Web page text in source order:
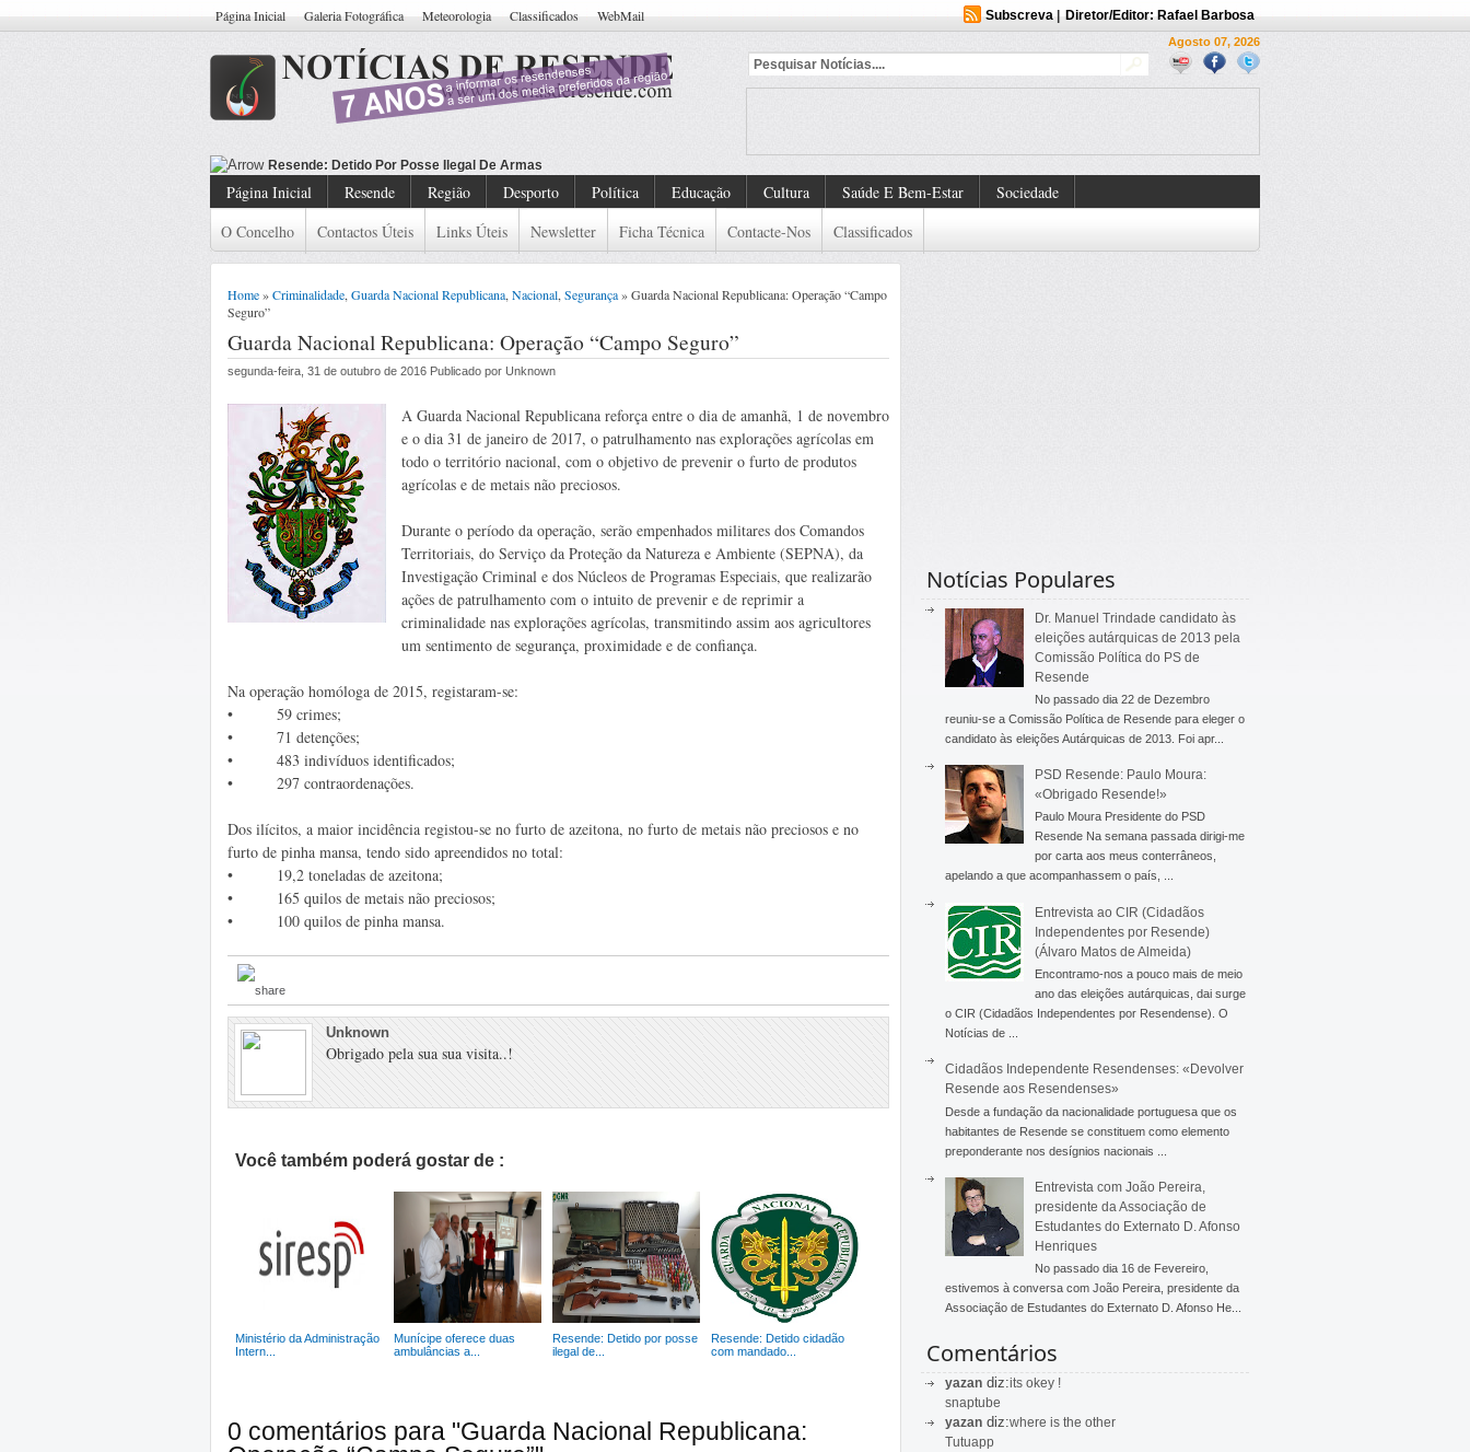
Página Inicial Galeria Fotográfica Meteorologia Classificados WebMail Subscreva| Diretor/Editor: Rafael Barbosa
Agosto 07, 2026
Resende: Detido
Página Inicial Resende Região Desporto Política Educação Cultura Saúde E Bem-Estar
Sociedade
O Concelho
Contactos Úteis Links Úteis Newsletter Ficha Técnica Contacte-Nos Classificados
Home»Criminalidade Guarda Nacional Republicana Nacional Segurança» Guarda Nacional Republicana: Operação “Campo
Seguro”
Guarda Nacional Republicana: Operação “Campo Seguro”
segunda-feira, 31 de outubro de 2016 Publicado por Unknown
A Guarda Nacional Republicana reforça entre o dia de amanhã, 1 de novembro
e o dia 31 de janeiro de 2017, o patrulhamento nas explorações agrícolas em
todo o território nacional, com o objetivo de prevenir o furto de produtos
agrícolas e de metais não preciosos.
Durante o período da operação, serão empenhados militares dos Comandos
Territoriais, do Serviço da Proteção da Natureza e Ambiente (SEPNA), da
Investigação Criminal e dos Núcleos de Programas Especiais, que realizarão
ações de patrulhamento com o intuito de prevenir e de reprimir a
criminalidade nas explorações agrícolas, transmitindo assim aos agricultores
um sentimento de segurança, proximidade e de confiança.
Na operação homóloga de 2015, registaram-se:
• 59 crimes;
• 71 detenções;
• 483 indivíduos identificados;
• 297 contraordenações.
Dos ilícitos, a maior incidência registou-se no furto de azeitona, no furto de metais não preciosos e no
furto de pinha mansa, tendo sido apreendidos no total:
• 19,2 toneladas de azeitona;
• 165 quilos de metais não preciosos;
• 100 quilos de pinha mansa.
Unknown
Obrigado pela sua sua visita..!
Você também poderá gostar de :
Ministério da Administração
Intern...
Munícipe oferece duas
ambulâncias a...
Resende: Detido por posse
ilegal de...
Resende: Detido cidadão
com mandado...
0 comentários para "Guarda Nacional Republicana:
Notícias Populares
Dr. Manuel Trindade candidato às
eleições autárquicas de 2013 pela
Comissão Política do PS de
Resende
No passado dia 22 de Dezembro
reuniu-se a Comissão Política de Resende para eleger o
candidato às eleições Autárquicas de 2013. Foi apr...
PSD Resende: Paulo Moura:
«Obrigado Resende!»
Paulo Moura Presidente do PSD
Resende Na semana passada dirigi-me
por carta aos meus conterrâneos,
apelando a que acompanhassem o país, ...
Entrevista ao CIR (Cidadãos
Independentes por Resende)
(Álvaro Matos de Almeida)
Encontramo-nos a pouco mais de meio
ano das eleições autárquicas, dai surge
o CIR (Cidadãos Independentes por Resendense). O
Notícias de ...
Cidadãos Independente Resendenses: «Devolver
Resende aos Resendenses»
Desde a fundação da nacionalidade portuguesa que os
habitantes de Resende se constituem como elemento
preponderante nos desígnios nacionais ...
Entrevista com João Pereira,
presidente da Associação de
Estudantes do Externato D. Afonso
Henriques
No passado dia 16 de Fevereiro,
estivemos à conversa com João Pereira, presidente da
Associação de Estudantes do Externato D. Afonso He...
Comentários
yazan diz:its okey !
snaptube
yazan diz:where is the other
Tutuapp